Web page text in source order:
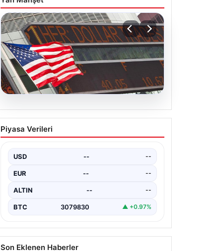
04.08.2026
FED faiz kararı ne zaman
açıklanacak? Nisan ayı faiz
beklentisi belli oldu
Piyasa Verileri
USD -- --
EUR -- --
ALTIN
BTC
Son Eklenen Haberler
■Neymar’ın maç sonrası gerginlik yaşadığı anlar!
FED faiz kararı ne zaman açıklanacak? Nisan ayı faiz
beklentisi belli oldu